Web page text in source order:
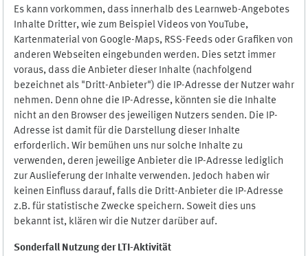
Es kann vorkommen, dass innerhalb des Learnweb-Angebotes
Inhalte Dritter, wie zum Beispiel Videos von YouTube,
Kartenmaterial von Google-Maps, RSS-Feeds oder Grafiken von
anderen Webseiten eingebunden werden. Dies setzt immer
voraus, dass die Anbieter dieser Inhalte (nachfolgend
bezeichnet als "Dritt-Anbieter") die IP-Adresse der Nutzer wahr
nehmen. Denn ohne die IP-Adresse, könnten sie die Inhalte
nicht an den Browser des jeweiligen Nutzers senden. Die IP-
Adresse ist damit für die Darstellung dieser Inhalte
erforderlich. Wir bemühen uns nur solche Inhalte zu
verwenden, deren jeweilige Anbieter die IP-Adresse lediglich
zur Auslieferung der Inhalte verwenden. Jedoch haben wir
keinen Einfluss darauf, falls die Dritt-Anbieter die IP-Adresse
z.B. für statistische Zwecke speichern. Soweit dies uns
bekannt ist, klären wir die Nutzer darüber auf.
Sonderfall Nutzung der LTI-Aktivität